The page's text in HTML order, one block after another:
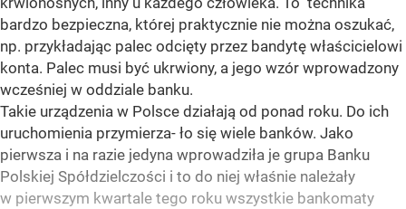
bardzo bezpieczna, której praktycznie nie można oszukać,
np. przykładając palec odcięty przez bandytę właścicielowi
konta. Palec musi być ukrwiony, a jego wzór wprowadzony
wcześniej w oddziale banku.
Takie urządzenia w Polsce działają od ponad roku. Do ich
uruchomienia przymierza- ło się wiele banków. Jako
pierwsza i na razie jedyna wprowadziła je grupa Banku
Polskiej Spółdzielczości i to do niej właśnie należały
w pierwszym kwartale tego roku wszystkie bankomaty